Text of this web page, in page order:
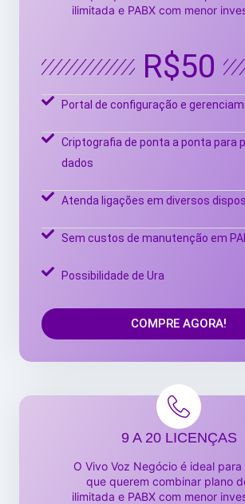
ilimitada e PABX com menor
R$50
Portal de configuração e
Criptografia de ponta a ponta para
dados
Atenda ligações em diversos
Sem custos de manutenção em
Possibilidade de Ura
COMPRE AGORA!
9 A 20 LICENÇAS
O Vivo Voz Negócio é ideal para
que querem combinar plano
ilimitada e PABX com menor